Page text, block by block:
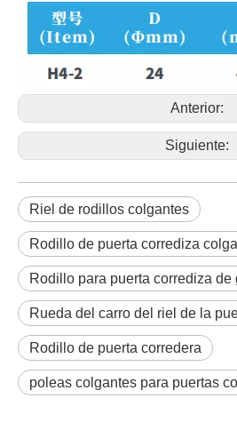
Anterior:
Siguiente:
Riel de rodillos colgantes
Rodillo de puerta corrediza
Rodillo para puerta corrediza de
Rueda del carro del riel de la
Rodillo de puerta corredera
poleas colgantes para puertas